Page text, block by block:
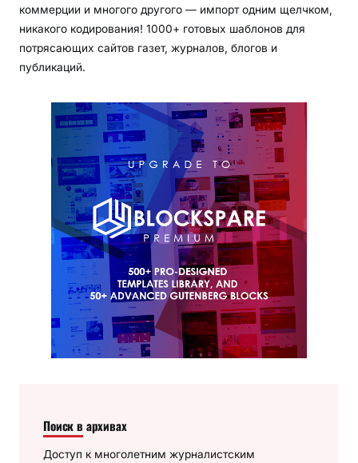
коммерции и многого другого — импорт одним щелчком,
никакого кодирования! 1000+ готовых шаблонов для
потрясающих сайтов газет, журналов, блогов и
публикаций.
Поиск в архивах
Доступ к многолетним журналистским